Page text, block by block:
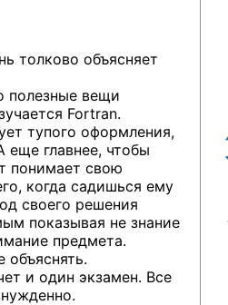
толково объясняет
полезные вещи
Fortran.
тупого оформления,
еще главнее, чтобы
понимает свою
когда садишься ему
своего решения
показывая не знание
предмета.
объяснять.
и один экзамен. Все